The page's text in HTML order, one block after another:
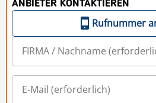
ANBIETER KONTAKTIEREN
Rufnummer